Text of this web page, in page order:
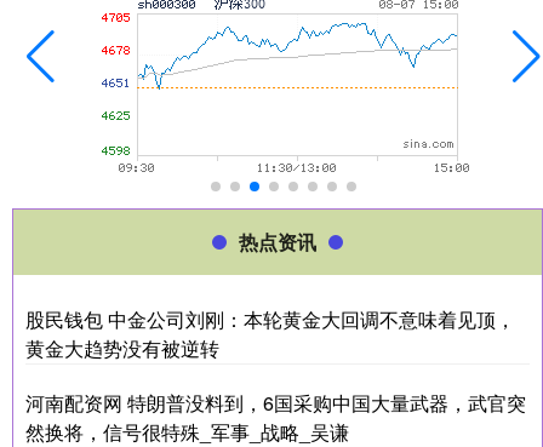
热点资讯
股民钱包 中金公司刘刚：本轮黄金大回调不意味着见顶，
黄金大趋势没有被逆转
河南配资网 特朗普没料到，6国采购中国大量武器，武官突
然换将，信号很特殊_军事_战略_吴谦